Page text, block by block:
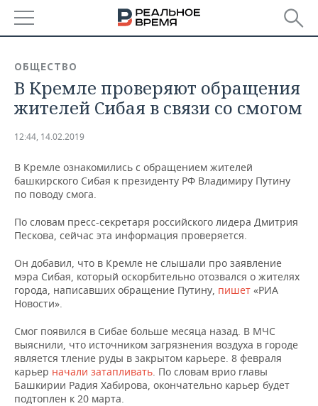
БАШКОРТОСТАН
ТАТАРСТАН
НОВОСТИ
АНАЛИТИКА
ДЕКЛАРАЦИИ О ДОХОДАХ
КОМУ ПРИНАДЛЕЖАТ
ТОРГОВЫЕ ЦЕНТРЫ
ТАТАРСТАНА
НОВОСТИ ЭКОНОМИКИ
БЮДЖЕТ
ИНВЕСТИЦИИ
ПРОМЫШЛЕННОСТЬ
ПРОМЫШЛЕННОСТИ
АГРОПРОМ
МАШИНОСТРОЕНИЕ
НЕФТЬ
ОПК
НОВОСТИ АВТО
БИЗНЕС
НОВОСТИ БИЗНЕСА
РОЗНИЧНАЯ ТОРГОВЛЯ
ТРАНСПОРТ
НОВОСТИ ТЕХНОЛОГИЙ
IT
МЕРОПРИЯТИЯ
НОВОСТИ МЕРОПРИЯТИЙ
СПОРТ
ОБЩЕСТВО
В Кремле проверяют обращения
жителей Сибая в связи со смогом
12:44, 14.02.2019
В Кремле ознакомились с обращением жителей
башкирского Сибая к президенту РФ Владимиру Путину
по поводу смога.
По словам пресс-секретаря российского лидера Дмитрия
Пескова, сейчас эта информация проверяется.
Он добавил, что в Кремле не слышали про заявление
мэра Сибая, который оскорбительно отозвался о жителях
города, написавших обращение Путину, пишет «РИА
Новости».
Смог появился в Сибае больше месяца назад. В МЧС
выяснили, что источником загрязнения воздуха в городе
является тление руды в закрытом карьере. 8 февраля
карьер начали затапливать. По словам врио главы
Башкирии Радия Хабирова, окончательно карьер будет
подтоплен к 20 марта.